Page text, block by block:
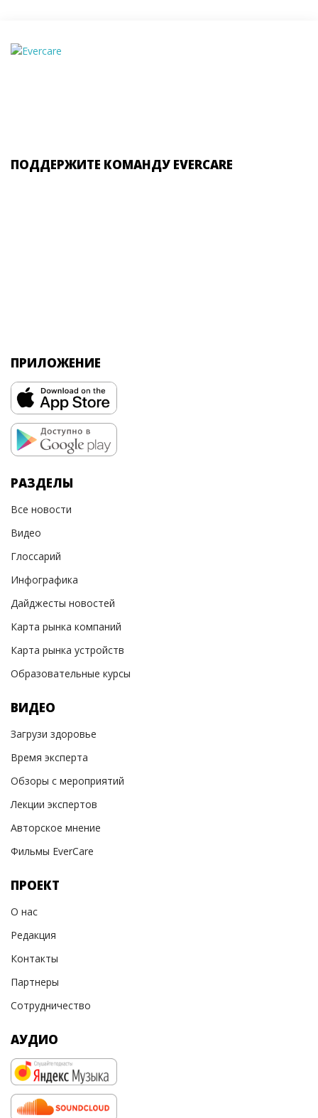
ПОДДЕРЖИТЕ КОМАНДУ EVERCARE
ПРИЛОЖЕНИЕ
РАЗДЕЛЫ
Все новости
Видео
Глоссарий
Инфографика
Дайджесты новостей
Карта рынка компаний
Карта рынка устройств
Образовательные курсы
ВИДЕО
Загрузи здоровье
Время эксперта
Обзоры с мероприятий
Лекции экспертов
Авторское мнение
Фильмы EverCare
ПРОЕКТ
О нас
Редакция
Контакты
Партнеры
Сотрудничество
АУДИО